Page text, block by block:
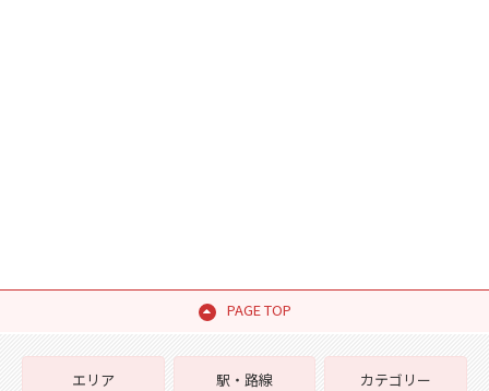
PAGE TOP
エリア
駅・路線
カテゴリー